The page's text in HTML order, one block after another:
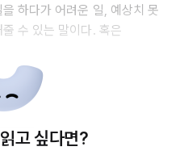
하다가 어려운 일, 예상치 못
수 있는 말이다. 혹은
고 싶다면?